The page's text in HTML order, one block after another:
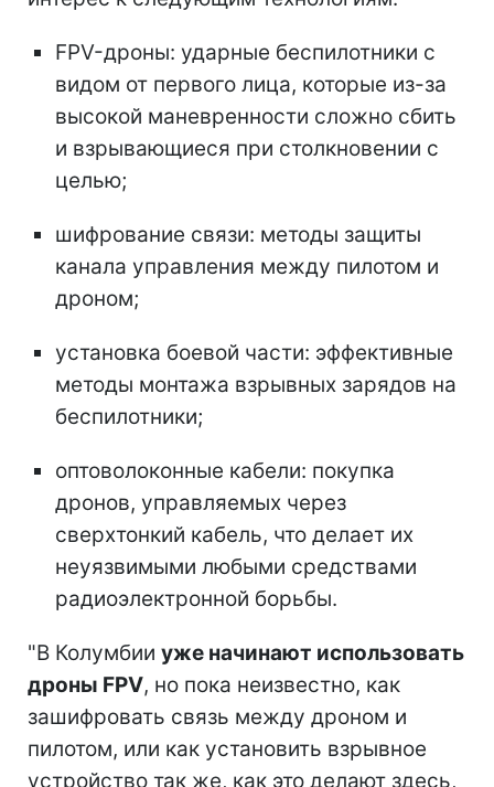
FPV-дроны: ударные беспилотники с
видом от первого лица, которые из-за
высокой маневренности сложно сбить
и взрывающиеся при столкновении с
целью;
шифрование связи: методы защиты
канала управления между пилотом и
дроном;
установка боевой части: эффективные
методы монтажа взрывных зарядов на
беспилотники;
оптоволоконные кабели: покупка
дронов, управляемых через
сверхтонкий кабель, что делает их
неуязвимыми любыми средствами
радиоэлектронной борьбы.
"В Колумбии уже начинают использовать
дроны FPV, но пока неизвестно, как
зашифровать связь между дроном и
пилотом, или как установить взрывное
устройство так же, как это делают здесь,